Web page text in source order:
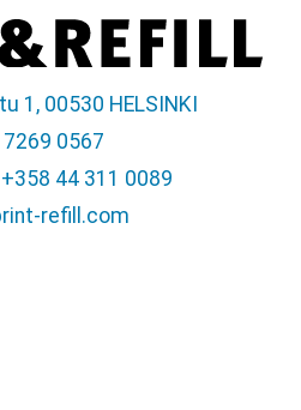
1, 00530 HELSINKI
0567
44 311 0089
refill.com